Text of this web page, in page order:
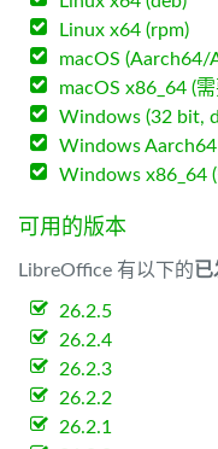
Linux x64 (rpm)
macOS (Aarch64/
macOS x86_64 (
Windows (32 bit,
Windows Aarch64
Windows x86_64
可用的版本
LibreOffice 有以下的
26.2.5
26.2.4
26.2.3
26.2.2
26.2.1